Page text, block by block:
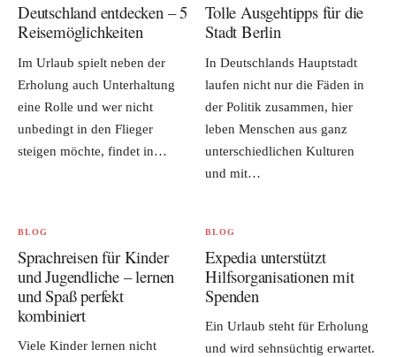
Deutschland entdecken – 5
Reisemöglichkeiten
Im Urlaub spielt neben der
Erholung auch Unterhaltung
eine Rolle und wer nicht
unbedingt in den Flieger
steigen möchte, findet in…
Tolle Ausgehtipps für die
Stadt Berlin
In Deutschlands Hauptstadt
laufen nicht nur die Fäden in
der Politik zusammen, hier
leben Menschen aus ganz
unterschiedlichen Kulturen
und mit…
BLOG
Sprachreisen für Kinder
und Jugendliche – lernen
und Spaß perfekt
kombiniert
Viele Kinder lernen nicht
BLOG
Expedia unterstützt
Hilfsorganisationen mit
Spenden
Ein Urlaub steht für Erholung
und wird sehnsüchtig erwartet.